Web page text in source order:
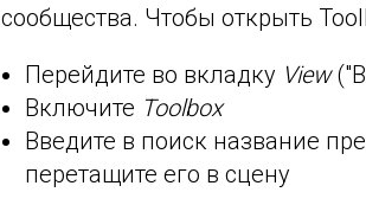
сообщества. Чтобы открыть
Перейдите во вкладку View
Включите Toolbox
Введите в поиск название
перетащите его в сцену